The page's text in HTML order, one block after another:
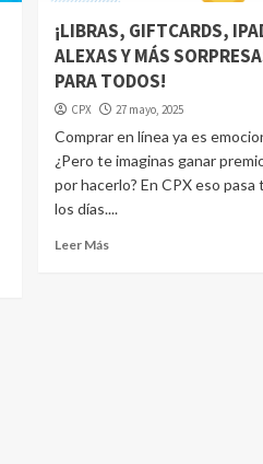
¡LIBRAS, GIFTCARDS,
ALEXAS Y MÁS
PARA TODOS!
CPX 27 mayo, 2025
Comprar en línea ya es
¿Pero te imaginas ganar
por hacerlo? En CPX eso pasa
los días....
Leer Más